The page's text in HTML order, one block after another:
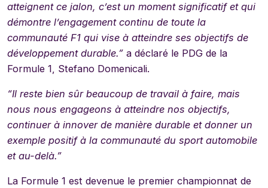
atteignent ce jalon, c’est un moment significatif et qui
démontre l’engagement continu de toute la
communauté F1 qui vise à atteindre ses objectifs de
développement durable.” a déclaré le PDG de la
Formule 1, Stefano Domenicali.
“Il reste bien sûr beaucoup de travail à faire, mais
nous nous engageons à atteindre nos objectifs,
continuer à innover de manière durable et donner un
exemple positif à la communauté du sport automobile
et au-delà.”
La Formule 1 est devenue le premier championnat de